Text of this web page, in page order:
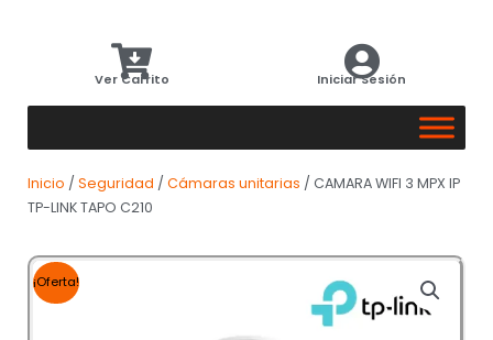
Ver Carrito Iniciar Sesión
Inicio / Seguridad / Cámaras unitarias / CAMARA WIFI 3 MPX IP
TP-LINK TAPO C210
¡Oferta!